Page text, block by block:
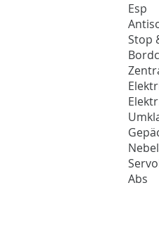
Esp
Stop
Abs